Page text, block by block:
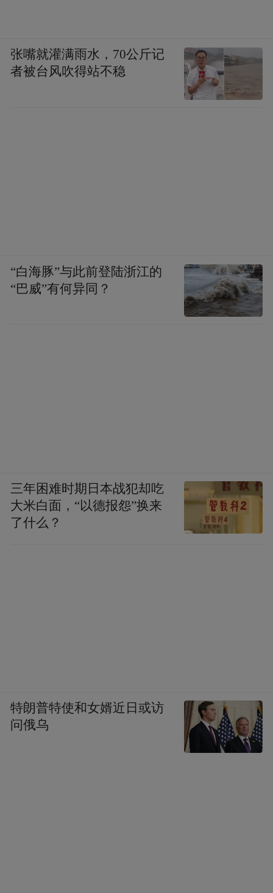
张嘴就灌满雨水，70公斤记
者被台风吹得站不稳
“白海豚”与此前登陆浙江的
“巴威”有何异同？
三年困难时期日本战犯却吃
大米白面，“以德报怨”换来
了什么？
特朗普特使和女婿近日或访
问俄乌